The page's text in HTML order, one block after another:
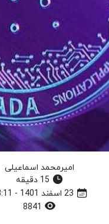
امیرمحمد اسماعیلی